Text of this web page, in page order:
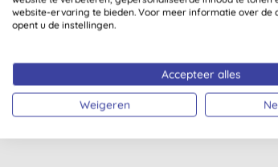
NATRUE
website-ervaring te bieden. Voor meer informatie over de
opent u de instellingen.
Accepteer alles
Weigeren